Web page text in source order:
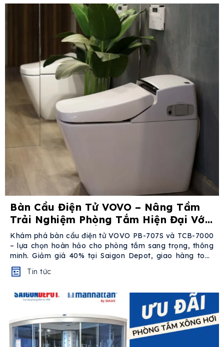
Bàn Cầu Điện Tử VOVO – Nâng Tầm
Trải Nghiệm Phòng Tắm Hiện Đại Với
Ưu Đãi GIẢM SỐC 40%!
Khám phá bàn cầu điện tử VOVO PB-707S và TCB-7000
– lựa chọn hoàn hảo cho phòng tắm sang trọng, thông
minh. Giảm giá 40% tại Saigon Depot, giao hàng toàn
quốc!
Tin tức